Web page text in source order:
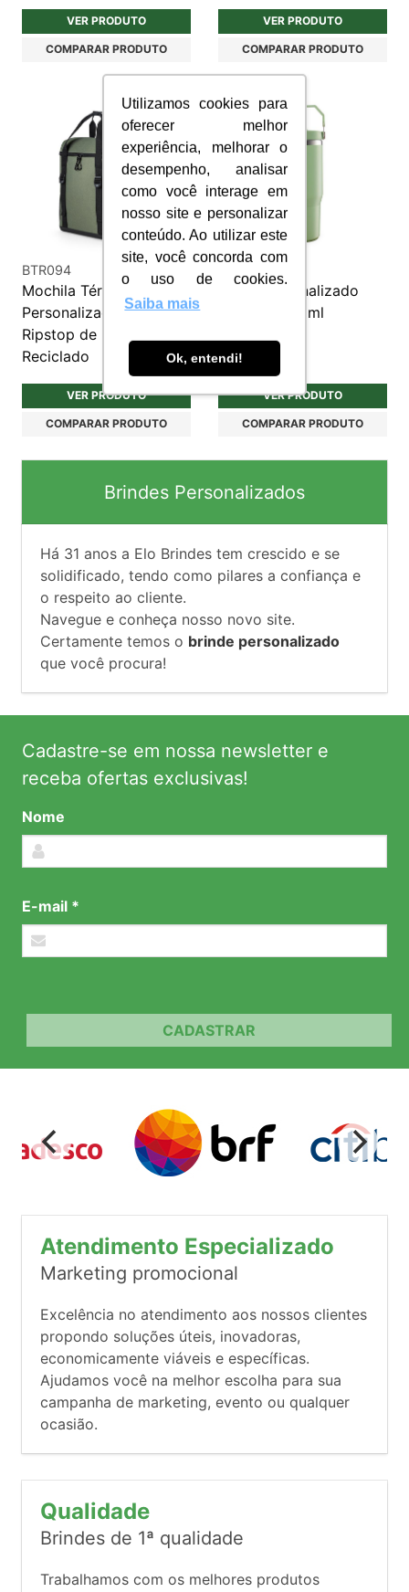
Utilizamos cookies para
oferecer melhor
experiência, melhorar o
desempenho, analisar
como você interage em
nosso site e personalizar
conteúdo. Ao utilizar este
site, você concorda com
o uso de cookies.
Saiba mais
Ok, entendi!
VER PRODUTO
COMPARAR PRODUTO
VER PRODUTO
COMPARAR PRODUTO
BTR094
Mochila Térmica
Personalizada em 600D
Ripstop de Poliéster
Reciclado
VER PRODUTO
COMPARAR PRODUTO
Copo personalizado
térmico 800 ml
VER PRODUTO
COMPARAR PRODUTO
Brindes Personalizados
Há 31 anos a Elo Brindes tem crescido e se
solidificado, tendo como pilares a confiança e
o respeito ao cliente.
Navegue e conheça nosso novo site.
Certamente temos o brinde personalizado
que você procura!
Cadastre-se em nossa newsletter e
receba ofertas exclusivas!
Nome
E-mail *
CADASTRAR
Atendimento Especializado
Marketing promocional
Excelência no atendimento aos nossos clientes
propondo soluções úteis, inovadoras,
economicamente viáveis e específicas.
Ajudamos você na melhor escolha para sua
campanha de marketing, evento ou qualquer
ocasião.
Qualidade
Brindes de 1ª qualidade
Trabalhamos com os melhores produtos